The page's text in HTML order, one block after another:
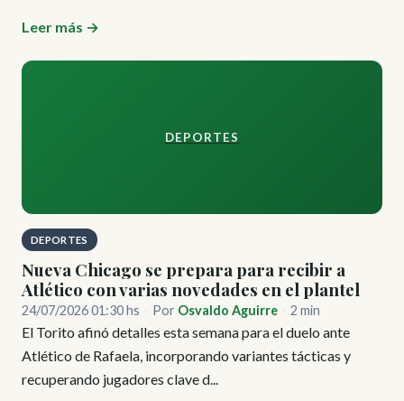
Leer más →
DEPORTES
DEPORTES
Nueva Chicago se prepara para recibir a
Atlético con varias novedades en el plantel
24/07/2026 01:30 hs Por Osvaldo Aguirre 2 min
El Torito afinó detalles esta semana para el duelo ante
Atlético de Rafaela, incorporando variantes tácticas y
recuperando jugadores clave d...